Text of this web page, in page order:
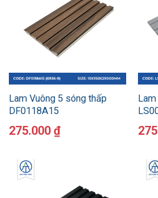
Lam Vuông 5 sóng thấp
DF0118A15
275.000 ₫